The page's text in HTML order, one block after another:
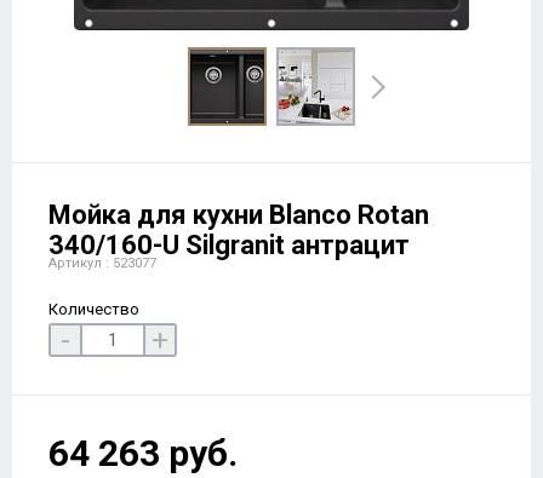
Мойка для кухни Blanco Rotan
340/160-U Silgranit антрацит
Артикул : 523077
Количество
- +
64 263 руб.